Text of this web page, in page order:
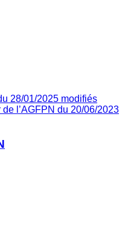
28/01/2025 modifiés
l’AGFPN du 20/06/2023